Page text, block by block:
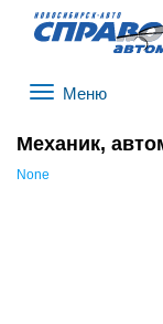
Механик,
None